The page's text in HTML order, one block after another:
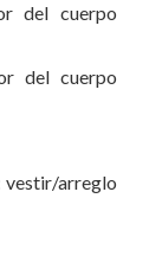
del cuerpo
del cuerpo
vestir/arreglo